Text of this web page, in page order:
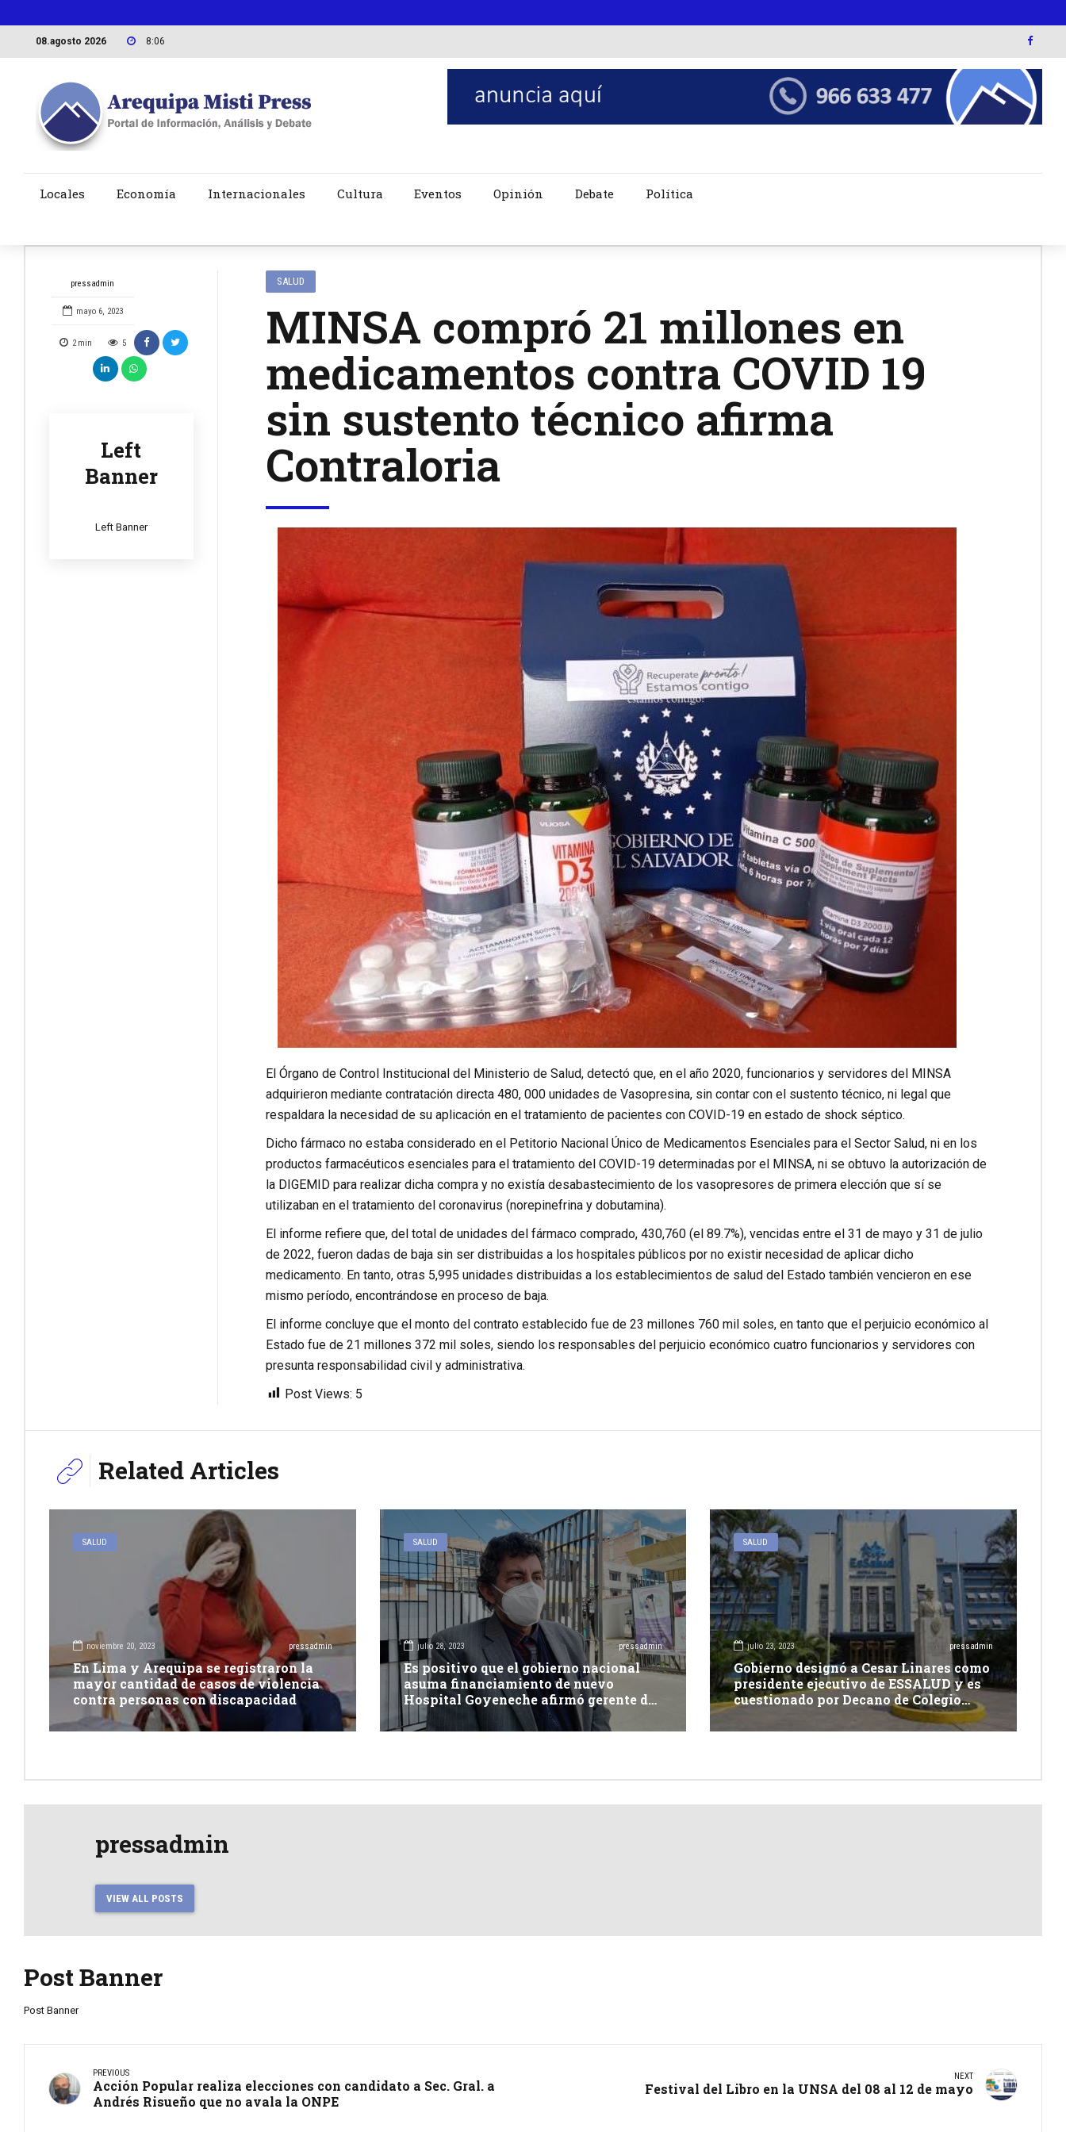
08.agosto 2026 8:06
Locales Economía Internacionales Cultura Eventos Opinión Debate Política
pressadmin
mayo 6, 2023
2 min 5
Left
Banner
Left Banner
SALUD
MINSA compró 21 millones en
medicamentos contra COVID 19
sin sustento técnico afirma
Contraloria
El Órgano de Control Institucional del Ministerio de Salud, detectó que, en el año 2020, funcionarios y servidores del MINSA
adquirieron mediante contratación directa 480, 000 unidades de Vasopresina, sin contar con el sustento técnico, ni legal que
respaldara la necesidad de su aplicación en el tratamiento de pacientes con COVID-19 en estado de shock séptico.
Dicho fármaco no estaba considerado en el Petitorio Nacional Único de Medicamentos Esenciales para el Sector Salud, ni en los
productos farmacéuticos esenciales para el tratamiento del COVID-19 determinadas por el MINSA, ni se obtuvo la autorización de
la DIGEMID para realizar dicha compra y no existía desabastecimiento de los vasopresores de primera elección que sí se
utilizaban en el tratamiento del coronavirus (norepinefrina y dobutamina).
El informe refiere que, del total de unidades del fármaco comprado, 430,760 (el 89.7%), vencidas entre el 31 de mayo y 31 de julio
de 2022, fueron dadas de baja sin ser distribuidas a los hospitales públicos por no existir necesidad de aplicar dicho
medicamento. En tanto, otras 5,995 unidades distribuidas a los establecimientos de salud del Estado también vencieron en ese
mismo período, encontrándose en proceso de baja.
El informe concluye que el monto del contrato establecido fue de 23 millones 760 mil soles, en tanto que el perjuicio económico al
Estado fue de 21 millones 372 mil soles, siendo los responsables del perjuicio económico cuatro funcionarios y servidores con
presunta responsabilidad civil y administrativa.
Post Views: 5
Related Articles
SALUD
noviembre 20, 2023 pressadmin
En Lima y Arequipa se registraron la
mayor cantidad de casos de violencia
contra personas con discapacidad
SALUD
julio 28, 2023 pressadmin
Es positivo que el gobierno nacional
asuma financiamiento de nuevo
Hospital Goyeneche afirmó gerente de
Salud
SALUD
julio 23, 2023 pressadmin
Gobierno designó a Cesar Linares como
presidente ejecutivo de ESSALUD y es
cuestionado por Decano de Colegio
pressadmin
VIEW ALL POSTS
Post Banner
Post Banner
PREVIOUS
Acción Popular realiza elecciones con candidato a Sec. Gral. a
Andrés Risueño que no avala la ONPE
NEXT
Festival del Libro en la UNSA del 08 al 12 de mayo